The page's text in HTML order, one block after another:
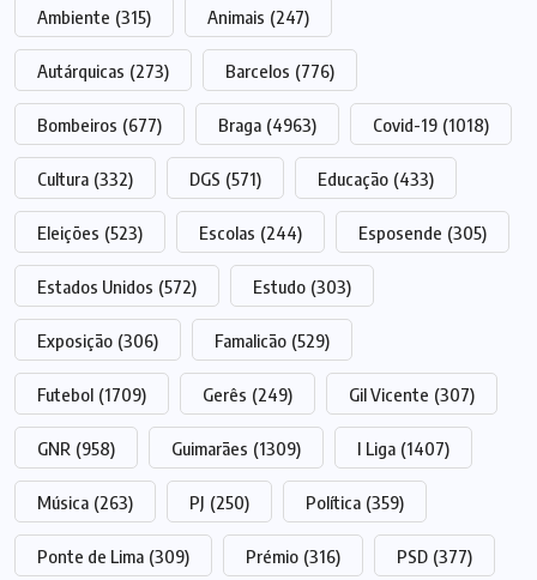
Ambiente (315) Animais (247)
Autárquicas (273) Barcelos (776)
Bombeiros (677) Braga (4963) Covid-19 (1018)
Cultura (332) DGS (571) Educação (433)
Eleições (523) Escolas (244) Esposende (305)
Estados Unidos (572) Estudo (303)
Exposição (306) Famalicão (529)
Futebol (1709) Gerês (249) Gil Vicente (307)
GNR (958) Guimarães (1309) I Liga (1407)
Música (263) PJ (250) Política (359)
Ponte de Lima (309) Prémio (316) PSD (377)